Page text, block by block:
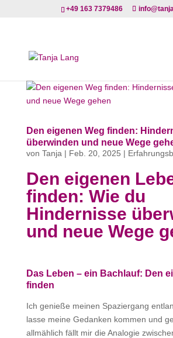
+49 163 7379486
Den eigenen Weg finden:
überwinden und neue Wege
von Tanja | Feb. 20, 2025 |
Den eigenen
finden: Wie du
Hindernisse
und neue Wege
Das Leben – ein Bachlauf: Den
finden
Ich genieße meinen Spaziergang
lasse meine Gedanken kommen und
allmählich fällt mir die Analogie